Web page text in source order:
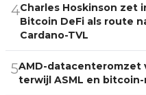
4Charles Hoskinson zet
Bitcoin DeFi als route
Cardano-TVL
5AMD-datacenteromzet
terwijl ASML en